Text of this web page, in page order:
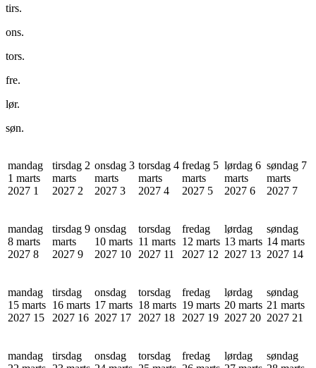
tirs.
ons.
tors.
fre.
lør.
søn.
mandag
1 marts
2027 1
tirsdag 2
marts
2027 2
onsdag 3
marts
2027 3
torsdag 4
marts
2027 4
fredag 5
marts
2027 5
lørdag 6
marts
2027 6
søndag 7
marts
2027 7
mandag
8 marts
2027 8
tirsdag 9
marts
2027 9
onsdag
10 marts
2027 10
torsdag
11 marts
2027 11
fredag
12 marts
2027 12
lørdag
13 marts
2027 13
søndag
14 marts
2027 14
mandag
15 marts
2027 15
tirsdag
16 marts
2027 16
onsdag
17 marts
2027 17
torsdag
18 marts
2027 18
fredag
19 marts
2027 19
lørdag
20 marts
2027 20
søndag
21 marts
2027 21
mandag
tirsdag
onsdag
torsdag
fredag
lørdag
søndag